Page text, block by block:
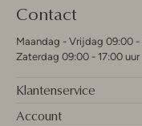
Contact
Maandag - Vrijdag 09:00 -
Zaterdag 09:00 - 17:00 uur
Klantenservice
Account